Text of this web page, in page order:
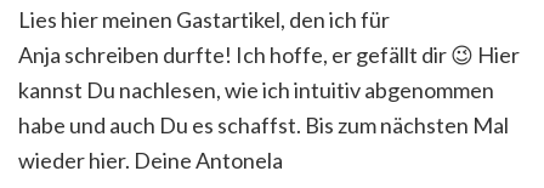
Lies hier meinen Gastartikel, den ich für
Anja schreiben durfte! Ich hoffe, er gefällt dir 😉 Hier
kannst Du nachlesen, wie ich intuitiv abgenommen
habe und auch Du es schaffst. Bis zum nächsten Mal
wieder hier. Deine Antonela